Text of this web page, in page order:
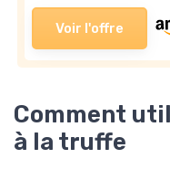
Voir l'offre
Comment
à la truffe